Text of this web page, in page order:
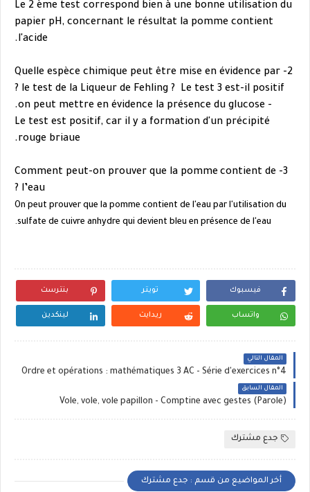
Le 2 ème test correspond bien à une bonne utilisation du
papier pH, concernant le résultat la pomme contient
l'acide.
2- Quelle espèce chimique peut être mise en
évidence par
le test de la Liqueur de Fehling ?
Le test 3 est-il positif ?
- on peut mettre en évidence la présence du glucose.
Le test est positif, car il y a formation d'un précipité
rouge briaue.
3- Comment peut-on prouver que la pomme
contient de
l’eau ?
On peut prouver que la pomme contient de l'eau par l'utilisation du
sulfate de cuivre anhydre qui devient bleu en présence de l'eau.
فيسبوك تويتر بنترست
واتساب ريدايت لينكدين
المقال التالي
Ordre et opérations : mathématiques 3 AC - Série d'exercices n°4
المقال السابق
Vole, vole, vole papillon - Comptine avec gestes (Parole)
جدع مشترك
أخر المواضيع من قسم : جدع مشترك